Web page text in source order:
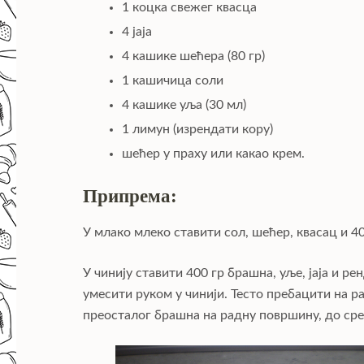
1 коцка свежег квасца
4 јаја
4 кашике шећера (80 гр)
1 кашичица соли
4 кашике уља (30 мл)
1 лимун (изрендати кору)
шећер у праху или какао крем.
Припрема:
У млако млеко ставити сол, шећер, квасац и
У чинију ставити 400 гр брашна, уље, јаја и
умесити руком у чинији. Тесто пребацити на
преосталог брашна на радну површину, до